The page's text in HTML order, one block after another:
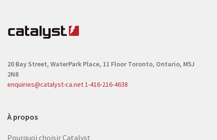
20 Bay Street, WaterPark Place, 11 Floor Toronto, Ontario, M5J
2N8
enquiries@catalyst-ca.net1-416-216-4638
À propos
Pourquoi choisir Catalyst